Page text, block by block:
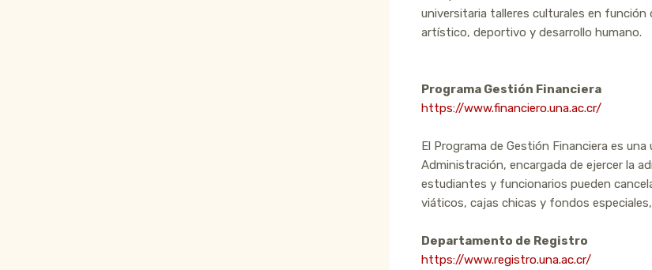
universitaria talleres culturales en
artístico, deportivo y desarrollo humano.
Programa Gestión Financiera
https://www.financiero.una.ac.cr/
El Programa de Gestión Financiera es
Administración, encargada de ejercer la
estudiantes y funcionarios pueden
viáticos, cajas chicas y fondos
Departamento de Registro
https://www.registro.una.ac.cr/